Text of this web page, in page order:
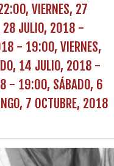
, VIERNES, 27
28 JULIO, 2018 -
- 19:00, VIERNES,
14 JULIO, 2018 -
- 19:00, SÁBADO, 6
7 OCTUBRE, 2018